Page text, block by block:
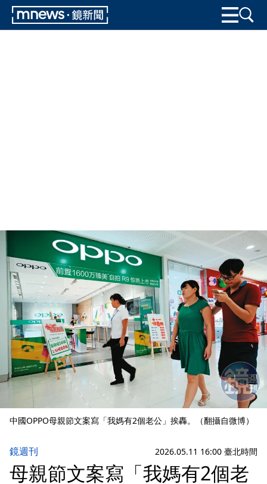
中國OPPO母親節文案寫「我媽有2個老公」挨轟。（翻攝自微博）
鏡週刊 2026.05.11 16:00 臺北時間
母親節文案寫「我媽有2個老